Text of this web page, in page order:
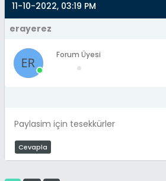
11-10-2022, 03:19 PM
erayerez
Forum Üyesi
Paylasim için tesekkürler
Cevapla